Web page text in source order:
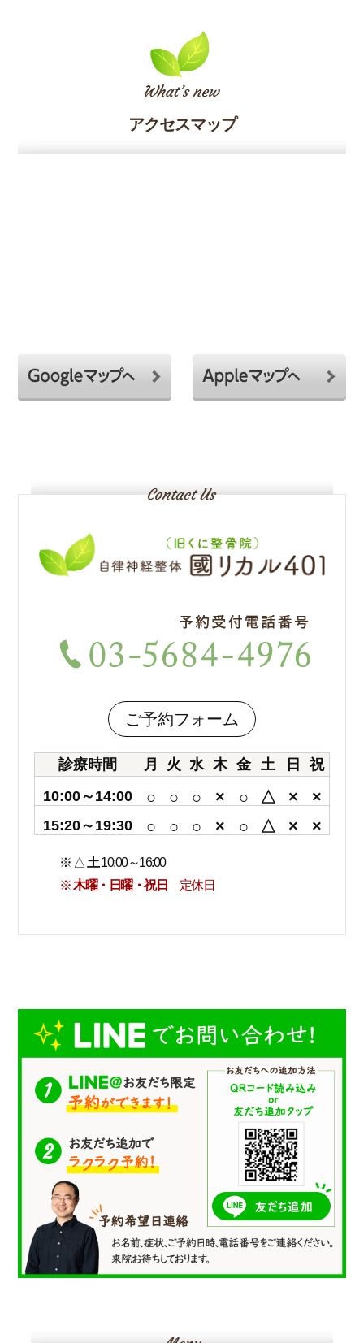
アクセスマップ
ご予約フォーム
診療時間 月 火 水 木 金 土 日
祝
10:00～14:00
○ ○ ○ × ○ △ × ×
15:20～19:30 ○ ○ ○ × ○ △ × ×
※ △ 土10:00～16:00
※木曜・日曜・祝日 定休日